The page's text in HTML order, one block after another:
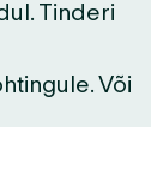
Tinderi
Või